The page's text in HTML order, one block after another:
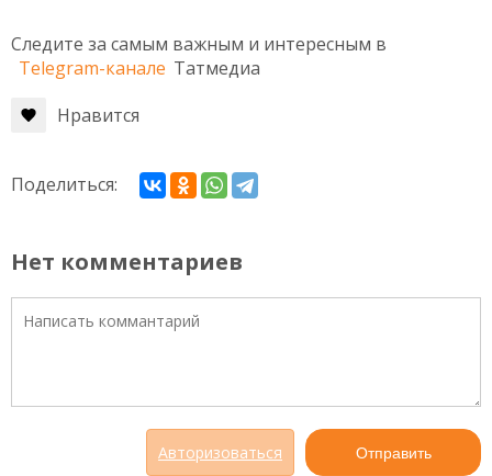
Следите за самым важным и интересным в
Telegram-канале Татмедиа
Нравится
Поделиться:
Нет комментариев
Авторизоваться Отправить